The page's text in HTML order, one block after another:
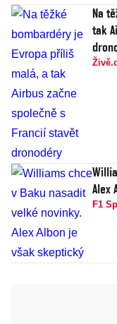
Na
tak
Alex
F1